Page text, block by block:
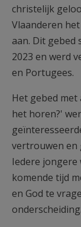
christelijk
Vlaanderen
aan. Dit
2023 en werd
en Portugees.
Het gebed met
het horen?'
vertrouwen en
Iedere jongere
komende tijd
en God te
onderscheiding.